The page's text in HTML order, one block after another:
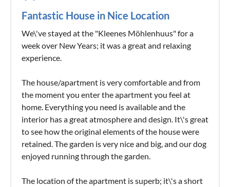
Fantastic House in Nice Location
We\'ve stayed at the "Kleenes Möhlenhuus" for a
week over New Years; it was a great and relaxing
experience.
The house/apartment is very comfortable and from
the moment you enter the apartment you feel at
home. Everything you need is available and the
interior has a great atmosphere and design. It\'s great
to see how the original elements of the house were
retained. The garden is very nice and big, and our dog
enjoyed running through the garden.
The location of the apartment is superb; it\'s a short